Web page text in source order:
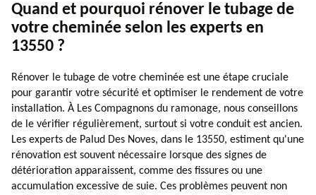
Quand et pourquoi rénover le tubage de
votre cheminée selon les experts en
13550 ?
Rénover le tubage de votre cheminée est une étape cruciale
pour garantir votre sécurité et optimiser le rendement de votre
installation. À Les Compagnons du ramonage, nous conseillons
de le vérifier régulièrement, surtout si votre conduit est ancien.
Les experts de Palud Des Noves, dans le 13550, estiment qu'une
rénovation est souvent nécessaire lorsque des signes de
détérioration apparaissent, comme des fissures ou une
accumulation excessive de suie. Ces problèmes peuvent non